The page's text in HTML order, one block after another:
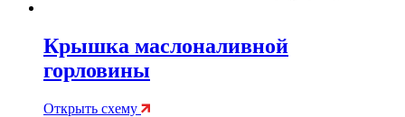
Крышка маслоналивной
горловины
Открыть схему